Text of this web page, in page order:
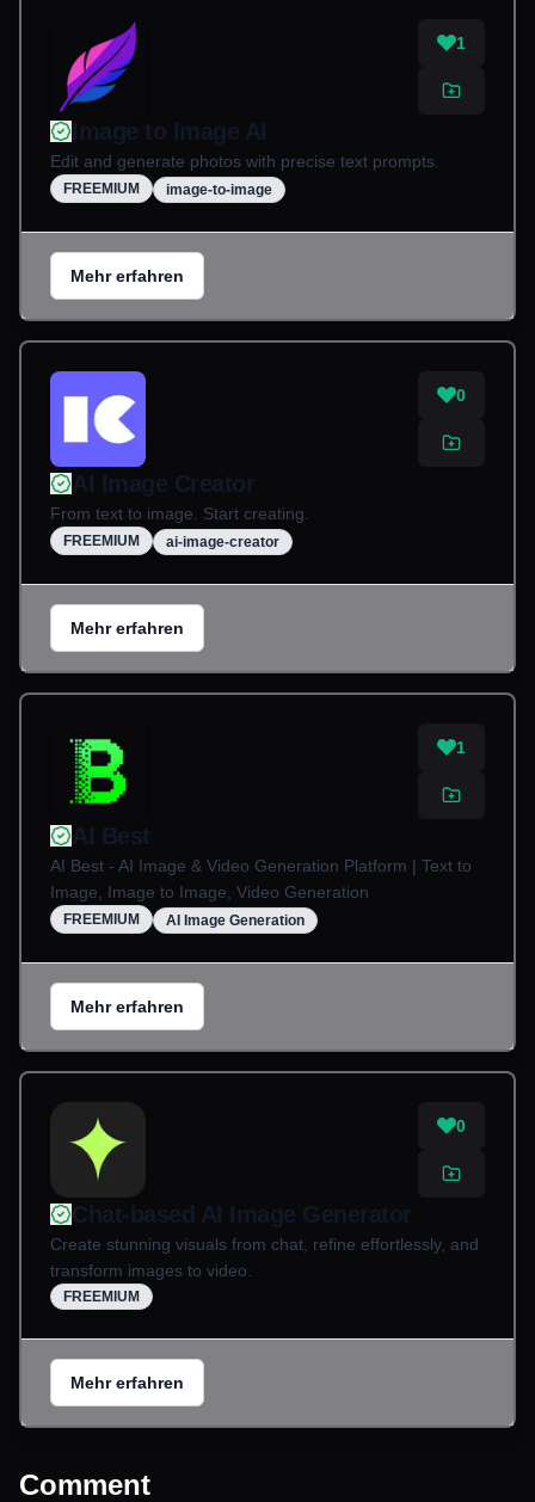
1
Image to Image AI
Edit and generate photos with precise text prompts.
FREEMIUM image-to-image
Mehr erfahren
0
AI Image Creator
From text to image. Start creating.
FREEMIUM ai-image-creator
Mehr erfahren
1
AI Best
AI Best - AI Image & Video Generation Platform | Text to
Image, Image to Image, Video Generation
FREEMIUM AI Image Generation
Mehr erfahren
0
Chat-based AI Image Generator
Create stunning visuals from chat, refine effortlessly, and
transform images to video.
FREEMIUM
Mehr erfahren
Comment